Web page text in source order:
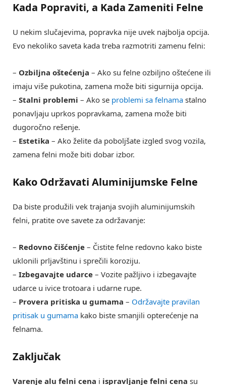
Kada Popraviti, a Kada Zameniti Felne
U nekim slučajevima, popravka nije uvek najbolja opcija.
Evo nekoliko saveta kada treba razmotriti zamenu felni:
– Ozbiljna oštećenja – Ako su felne ozbiljno oštećene ili
imaju više pukotina, zamena može biti sigurnija opcija.
– Stalni problemi – Ako se problemi sa felnama stalno
ponavljaju uprkos popravkama, zamena može biti
dugoročno rešenje.
– Estetika – Ako želite da poboljšate izgled svog vozila,
zamena felni može biti dobar izbor.
Kako Održavati Aluminijumske Felne
Da biste produžili vek trajanja svojih aluminijumskih
felni, pratite ove savete za održavanje:
– Redovno čišćenje – Čistite felne redovno kako biste
uklonili prljavštinu i sprečili koroziju.
– Izbegavajte udarce – Vozite pažljivo i izbegavajte
udarce u ivice trotoara i udarne rupe.
– Provera pritiska u gumama – Održavajte pravilan
pritisak u gumama kako biste smanjili opterećenje na
felnama.
Zaključak
Varenje alu felni cena i ispravljanje felni cena su